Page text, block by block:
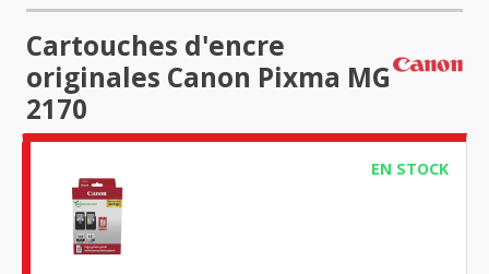
Cartouches d'encre
originales Canon Pixma MG
2170
EN STOCK